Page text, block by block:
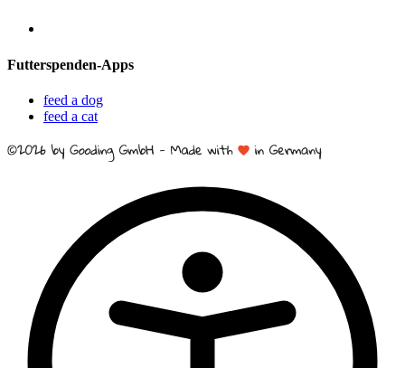
Futterspenden-Apps
feed a dog
feed a cat